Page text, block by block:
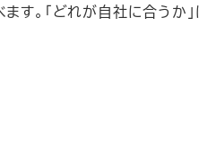
す。「どれが自社に合うか